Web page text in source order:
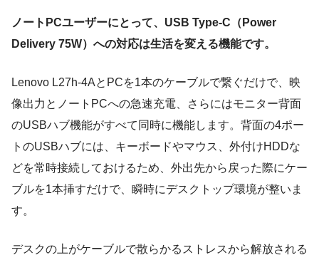
ノートPCユーザーにとって、USB Type-C（Power
Delivery 75W）への対応は生活を変える機能です。
Lenovo L27h-4AとPCを1本のケーブルで繋ぐだけで、映
像出力とノートPCへの急速充電、さらにはモニター背面
のUSBハブ機能がすべて同時に機能します。背面の4ポー
トのUSBハブには、キーボードやマウス、外付けHDDな
どを常時接続しておけるため、外出先から戻った際にケー
ブルを1本挿すだけで、瞬時にデスクトップ環境が整いま
す。
デスクの上がケーブルで散らかるストレスから解放される